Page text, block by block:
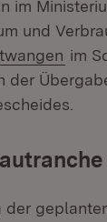
im
und
im
der
der